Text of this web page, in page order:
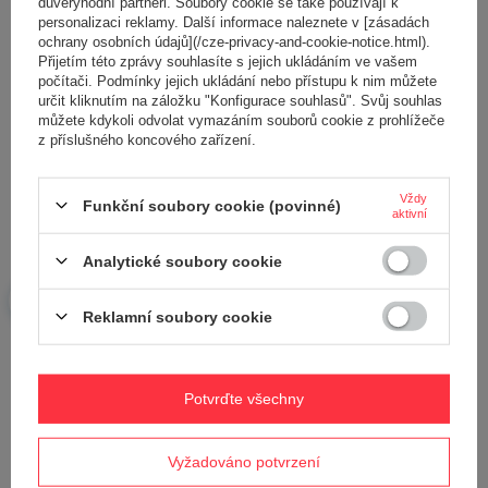
Přidejte vlastní obrázek produktu:
Vaše jméno
Váš e-mail
POLOŽIT OTÁZKU
Potřebujete pomoc? Máte otázky?
Položte svůj dotaz a my vám ihned odpovíme,
personalizaci reklamy. Další informace naleznete v [zásadách
ochrany osobních údajů](/cze-privacy-and-cookie-notice.html).
Přijetím této zprávy souhlasíte s jejich ukládáním ve vašem
počítači. Podmínky jejich ukládání nebo přístupu k nim můžete
určit kliknutím na záložku "Konfigurace souhlasů". Svůj souhlas
můžete kdykoli odvolat vymazáním souborů cookie z prohlížeče
z příslušného koncového zařízení.
Funkční soubory cookie (povinné)
Vždy
aktivní
Analytické soubory cookie
Reklamní soubory cookie
Vyžadováno potvrzení
Potvrďte všechny